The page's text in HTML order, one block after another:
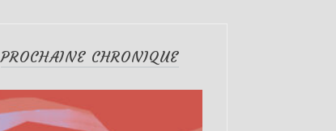
PROCHAINE CHRONIQUE